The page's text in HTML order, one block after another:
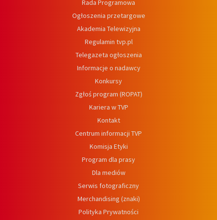
Rada Programowa
Ogłoszenia przetargowe
Akademia Telewizyjna
Regulamin tvp.pl
Telegazeta ogłoszenia
Informacje o nadawcy
Konkursy
Zgłoś program (ROPAT)
Kariera w TVP
Kontakt
Centrum informacji TVP
Komisja Etyki
Program dla prasy
Dla mediów
Serwis fotograficzny
Merchandising (znaki)
Polityka Prywatności